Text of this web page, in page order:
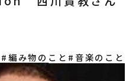
#編み物のこと #音楽のこと